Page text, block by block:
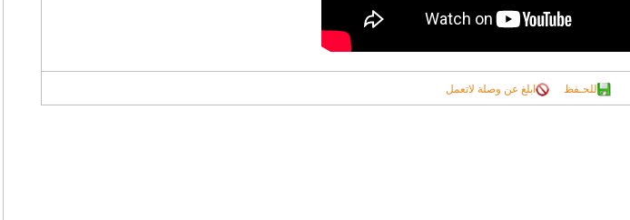
للحـفظ ابلغ عن وصلة لاتعمل